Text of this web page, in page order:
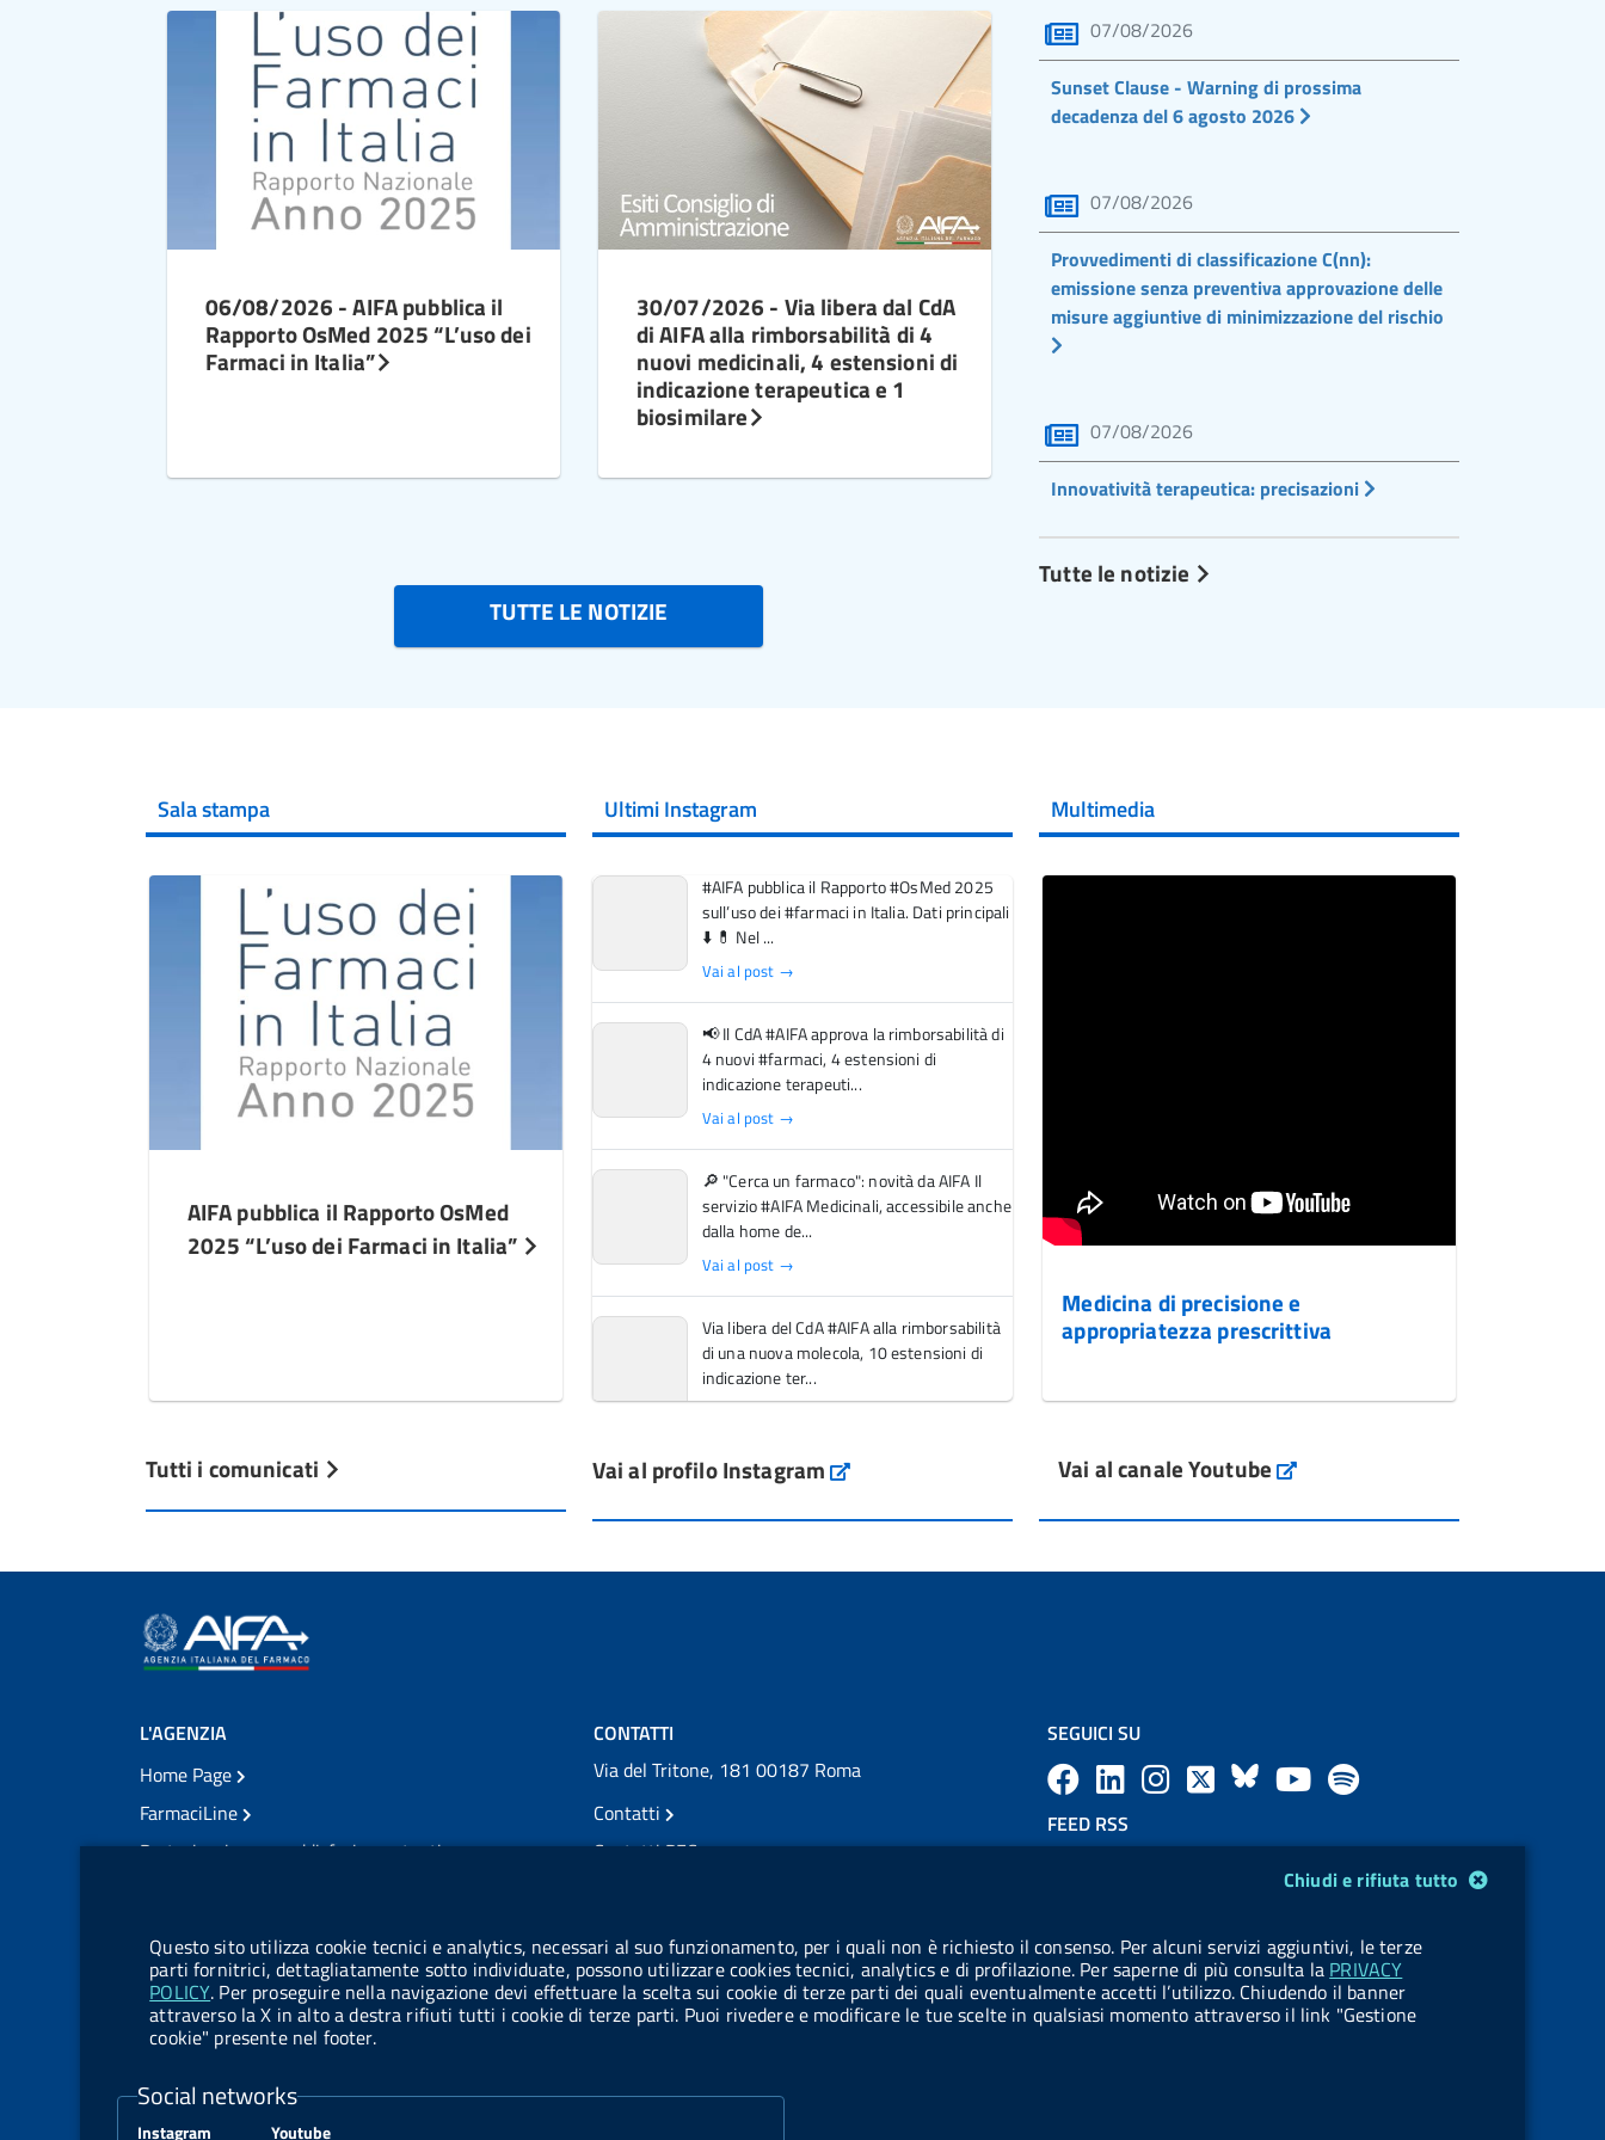
06/08/2026 - AIFA pubblica il
Rapporto OsMed 2025 “L’uso dei
Farmaci in Italia”
30/07/2026 - Via libera dal CdA
di AIFA alla rimborsabilità di 4
nuovi medicinali, 4 estensioni di
indicazione terapeutica e 1
biosimilare
TUTTE LE NOTIZIE
07/08/2026
Sunset Clause - Warning di prossima
decadenza del 6 agosto 2026
07/08/2026
Provvedimenti di classificazione C(nn):
emissione senza preventiva approvazione delle
misure aggiuntive di minimizzazione del rischio
07/08/2026
Innovatività terapeutica: precisazioni
Tutte le notizie
Sala stampa
AIFA pubblica il Rapporto OsMed
2025 “L’uso dei Farmaci in Italia”
Tutti i comunicati
Ultimi Instagram
#AIFA pubblica il Rapporto #OsMed 2025
sull’uso dei #farmaci in Italia. Dati principali
⬇️ 💊 Nel ...
Vai al post →
📢 Il CdA #AIFA approva la rimborsabilità di
4 nuovi #farmaci, 4 estensioni di
indicazione terapeuti...
Vai al post →
🔎 "Cerca un farmaco": novità da AIFA Il
servizio #AIFA Medicinali, accessibile anche
dalla home de...
Vai al post →
Via libera del CdA #AIFA alla rimborsabilità
di una nuova molecola, 10 estensioni di
indicazione ter...
L'Italia si conferma tra i primi Paesi europei
dal Servi...
Vai al profilo Instagram Instagram
Multimedia
Medicina di precisione e
appropriatezza prescrittiva
Vai al canale Youtube
Chiudi e rifiuta tutto
Questo sito utilizza cookie tecnici e analytics, necessari al suo funzionamento, per i quali non è richiesto il consenso. Per alcuni servizi aggiuntivi, le terze
parti fornitrici, dettagliatamente sotto individuate, possono utilizzare cookies tecnici, analytics e di profilazione. Per saperne di più consulta la PRIVACY
POLICY. Per proseguire nella navigazione devi effettuare la scelta sui cookie di terze parti dei quali eventualmente accetti l’utilizzo. Chiudendo il banner
attraverso la X in alto a destra rifiuti tutti i cookie di terze parti. Puoi rivedere e modificare le tue scelte in qualsiasi momento attraverso il link "Gestione
cookie" presente nel footer.
Social networks
Instagram Youtube
L'AGENZIA
Home Page
FarmaciLine
Partecipazione e soddisfazione utenti
Amministrazione Trasparente
Atti di notifica
Pubblicità legale
TrovaNormeFarmaco
CONTATTI
Via del Tritone, 181 00187 Roma
Contatti
Contatti PEC
Codice Fiscale: 97345810580
Codice IPA AIFA: aifa_rm
Codice IPA UCB: UFE1TR
SEGUICI SU
F
a
b
o
L
e
d
l
.
X
B
s
k
Y
u
u
b
l
b
l
.
FEED RSS
e
d
Gestione cookie